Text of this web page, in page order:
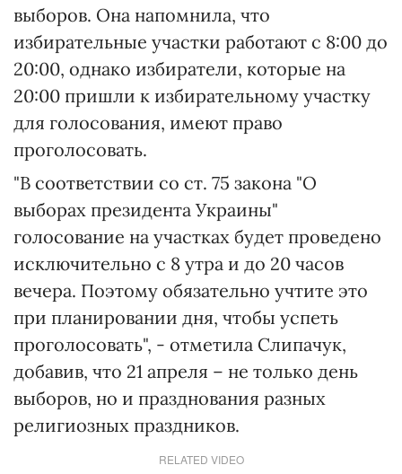
выборов. Она напомнила, что
избирательные участки работают с 8:00 до
20:00, однако избиратели, которые на
20:00 пришли к избирательному участку
для голосования, имеют право
проголосовать.
"В соответствии со ст. 75 закона "О
выборах президента Украины"
голосование на участках будет проведено
исключительно с 8 утра и до 20 часов
вечера. Поэтому обязательно учтите это
при планировании дня, чтобы успеть
проголосовать", - отметила Слипачук,
добавив, что 21 апреля – не только день
выборов, но и празднования разных
религиозных праздников.
RELATED VIDEO